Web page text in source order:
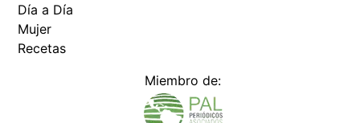
Día a Día
Mujer
Recetas
Miembro de: